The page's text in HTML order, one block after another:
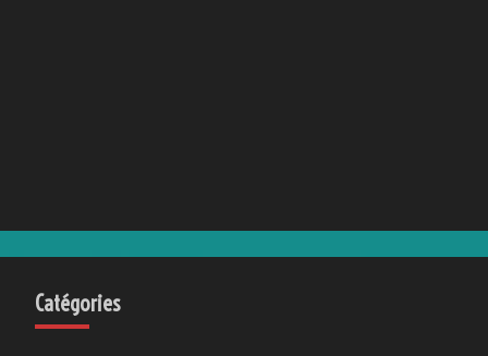
Catégories